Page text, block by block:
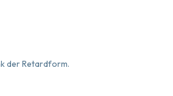
der Retardform.